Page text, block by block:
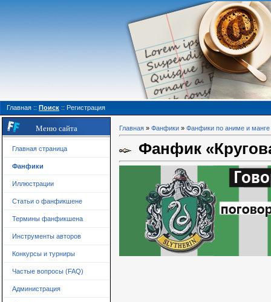
Главная :: Поиск :: Регистрация
Меню сайта
Главная страница
Фанфики
Иллюстрации
Статьи о фанфикшене
Термины фанфикшена
Инструменты авторов
Конкурсы и турниры
Частые вопросы (FAQ)
Администрация
Главная » Фанфики » Фанфики по аниме и манге
Фанфик